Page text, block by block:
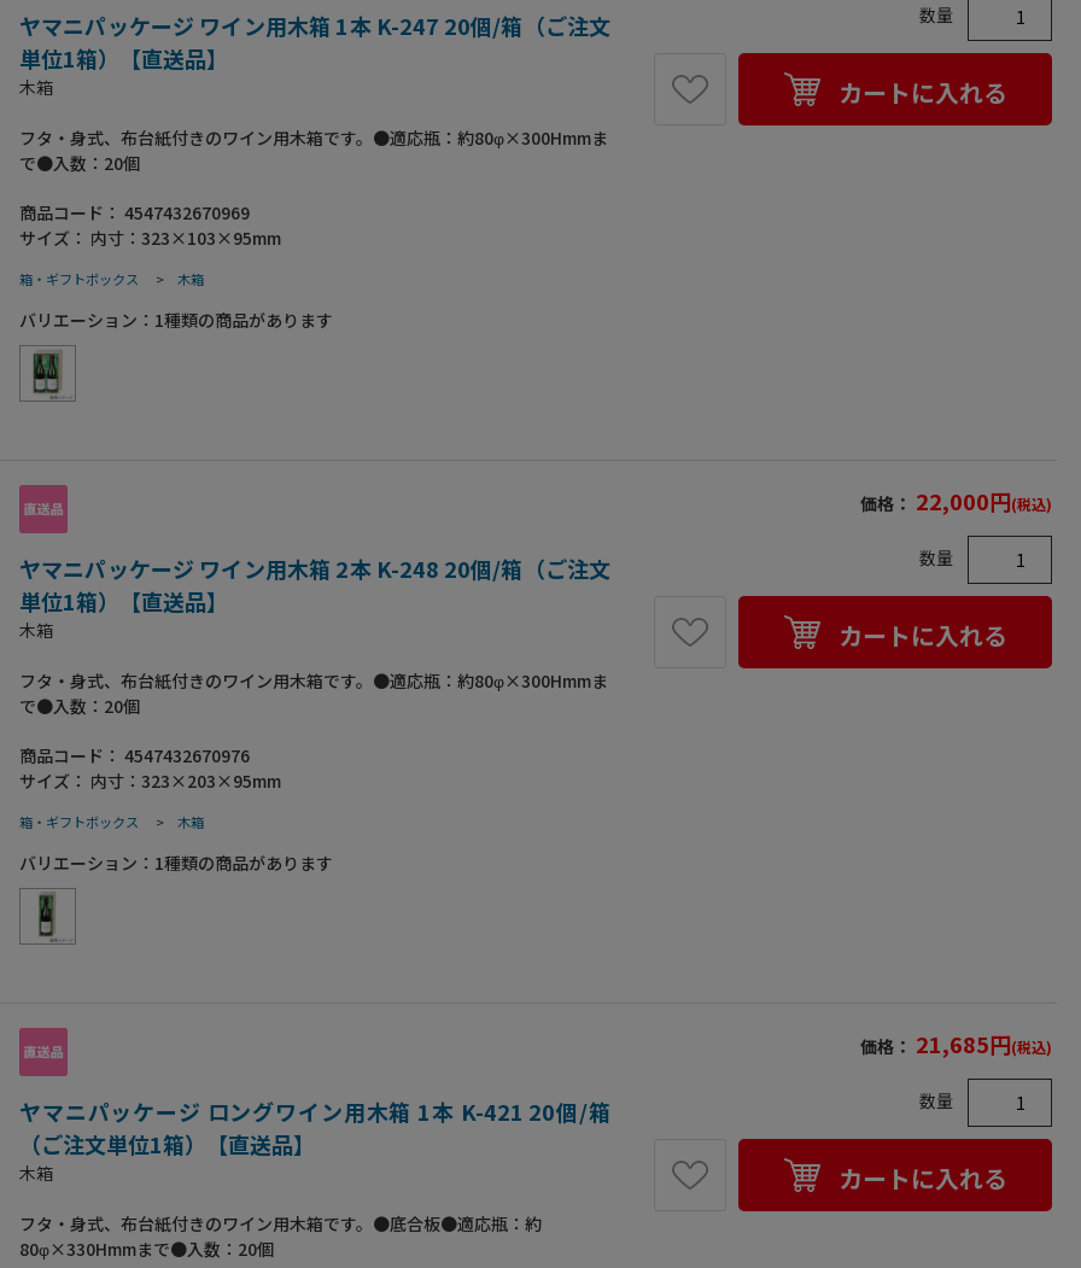
ヤマニパッケージ ワイン用木箱 1本 K-247 20個/箱（ご注文
単位1箱）【直送品】
木箱
フタ・身式、布台紙付きのワイン用木箱です。●適応瓶：約80φ×300Hmmま
で●入数：20個
商品コード： 4547432670969
サイズ： 内寸：323×103×95mm
箱・ギフトボックス > 木箱
数量
カートに入れる
バリエーション： 1種類の商品があります
ヤマニパッケージ ワイン用木箱 2本 K-248 20個/箱（ご注文
単位1箱）【直送品】
木箱
フタ・身式、布台紙付きのワイン用木箱です。●適応瓶：約80φ×300Hmmま
で●入数：20個
商品コード： 4547432670976
サイズ： 内寸：323×203×95mm
箱・ギフトボックス > 木箱
価格： 22,000円(税込)
数量
カートに入れる
バリエーション： 1種類の商品があります
ヤマニパッケージ ロングワイン用木箱 1本 K-421 20個/箱
（ご注文単位1箱）【直送品】
木箱
フタ・身式、布台紙付きのワイン用木箱です。●底合板●適応瓶：約
80φ×330Hmmまで●入数：20個
価格： 21,685円(税込)
数量
カートに入れる